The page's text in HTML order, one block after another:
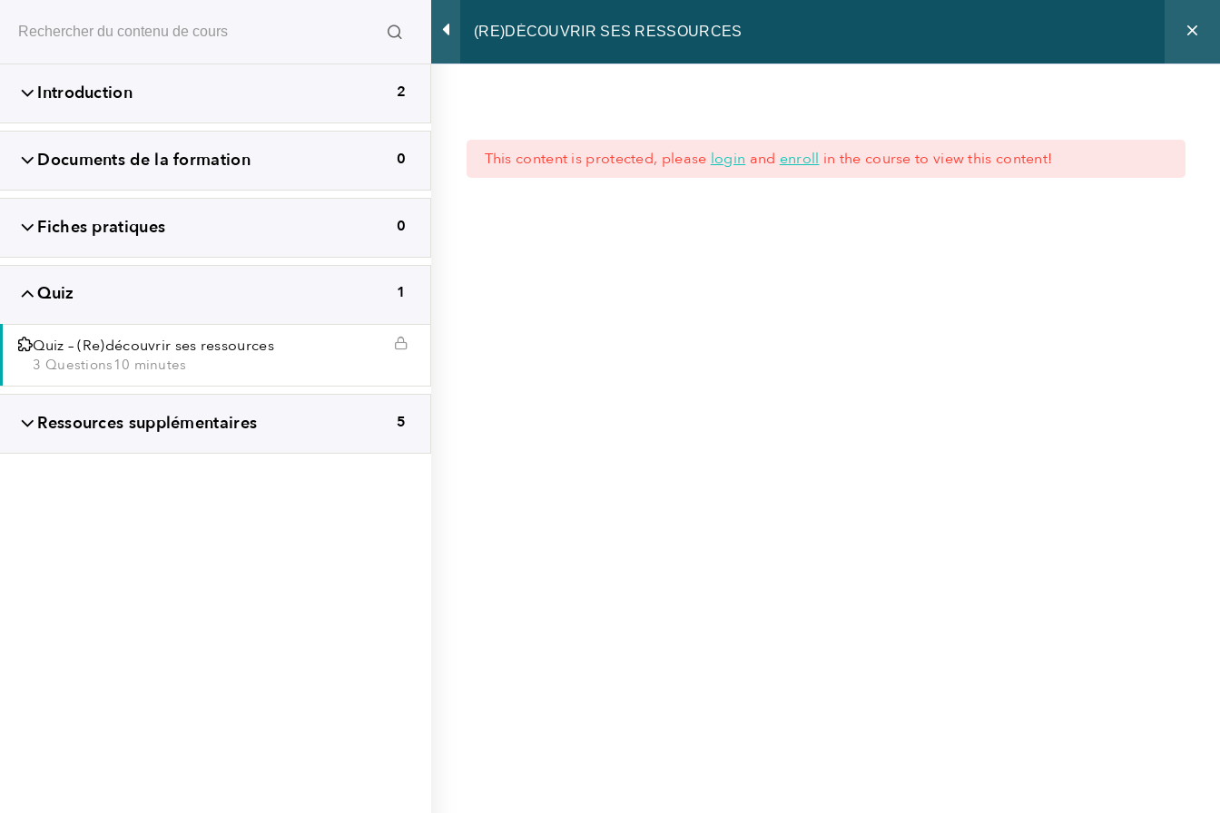
Révéler les compétences Développer le Leadership Rayonner de présence Partager notre expertise Blog Nous connaître Offre de formation
(RE)DÉCOUVRIR SES RESSOURCES
Introduction 2
Documents de la formation 0
Fiches pratiques 0
Quiz 1
Quiz – (Re)découvrir ses ressources
10 minutes
3 Questions
Ressources supplémentaires 5
This content is protected, please login and enroll in the course to view this content!
+352 621 62 45 77